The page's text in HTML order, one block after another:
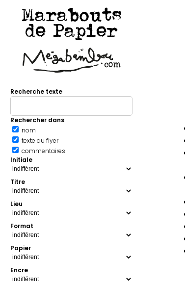
Marabouts
de Papier
Recherche texte
Rechercher dans
nom
texte du flyer
commentaires
Initiale
Titre
Lieu
Format
Papier
Encre